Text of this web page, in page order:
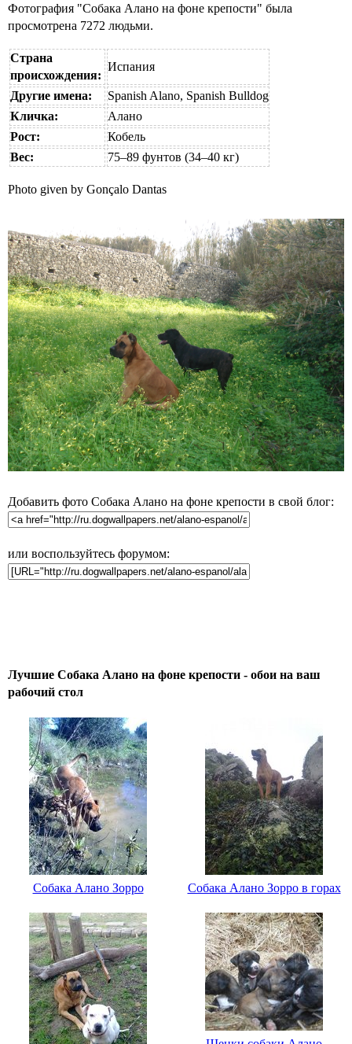
Фотография "Собака Алано на фоне крепости" была
просмотрена 7272 людьми.
Страна
происхождения:
Испания
Другие имена:
Spanish Alano, Spanish Bulldog
Кличка:
Алано
Рост:
Кобель
Вес:
75–89 фунтов (34–40 кг)
Photo given by Gonçalo Dantas
Добавить фото Собака Алано на фоне крепости в свой блог:
или воспользуйтесь форумом:
Лучшие Собака Алано на фоне крепости - обои на ваш
рабочий стол
Собака Алано Зорро Собака Алано Зорро в горах